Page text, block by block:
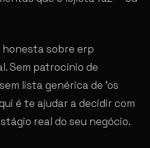
honesta sobre erp
Sem patrocínio de
lista genérica de ‘os
é te ajudar a decidir com
real do seu negócio.